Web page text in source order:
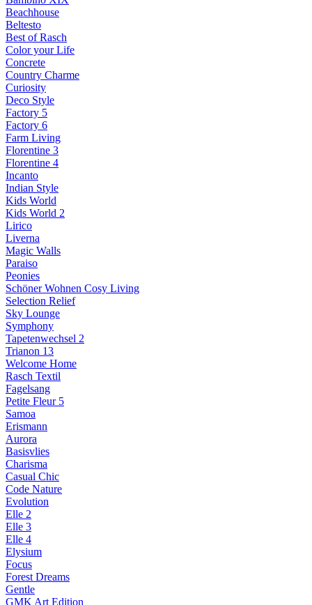
Beachhouse
Beltesto
Best of Rasch
Color your Life
Concrete
Country Charme
Curiosity
Deco Style
Factory 5
Factory 6
Farm Living
Florentine 3
Florentine 4
Incanto
Indian Style
Kids World
Kids World 2
Lirico
Liverna
Magic Walls
Paraiso
Peonies
Schöner Wohnen Cosy Living
Selection Relief
Sky Lounge
Symphony
Tapetenwechsel 2
Trianon 13
Welcome Home
Rasch Textil
Fagelsang
Petite Fleur 5
Samoa
Erismann
Aurora
Basisvlies
Charisma
Casual Chic
Code Nature
Evolution
Elle 2
Elle 3
Elle 4
Elysium
Focus
Forest Dreams
Gentle
GMK Art Edition